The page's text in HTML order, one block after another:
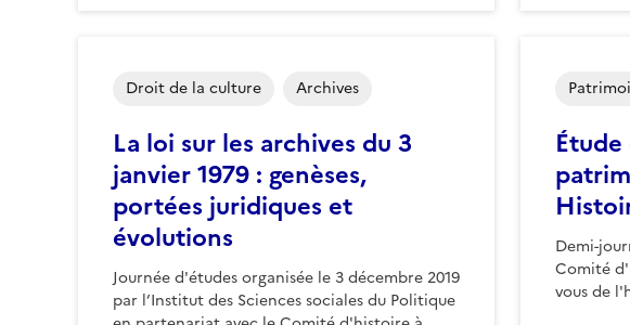
La loi sur les archives du 3
janvier 1979 : genèses,
portées juridiques et
évolutions
Journée d'études organisée le 3 décembre 2019
par l’Institut des Sciences sociales du Politique
Droit de la culture Archives
Demi-
Comité
vous de